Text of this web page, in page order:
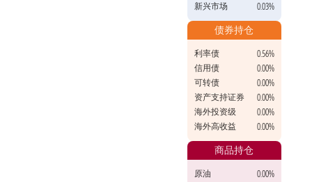
新兴市场
0.03%
债券持仓
利率债
0.56%
信用债
0.00%
可转债
0.00%
资产支持证券
0.00%
海外投资级
0.00%
海外高收益
0.00%
商品持仓
原油
0.00%